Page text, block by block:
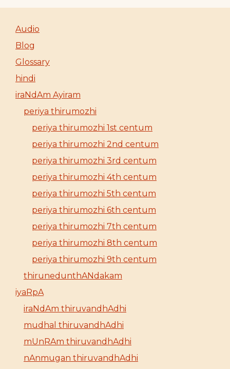
Audio
Blog
Glossary
hindi
iraNdAm Ayiram
periya thirumozhi
periya thirumozhi 1st centum
periya thirumozhi 2nd centum
periya thirumozhi 3rd centum
periya thirumozhi 4th centum
periya thirumozhi 5th centum
periya thirumozhi 6th centum
periya thirumozhi 7th centum
periya thirumozhi 8th centum
periya thirumozhi 9th centum
thirunedunthANdakam
iyaRpA
iraNdAm thiruvandhAdhi
mudhal thiruvandhAdhi
mUnRAm thiruvandhAdhi
nAnmugan thiruvandhAdhi